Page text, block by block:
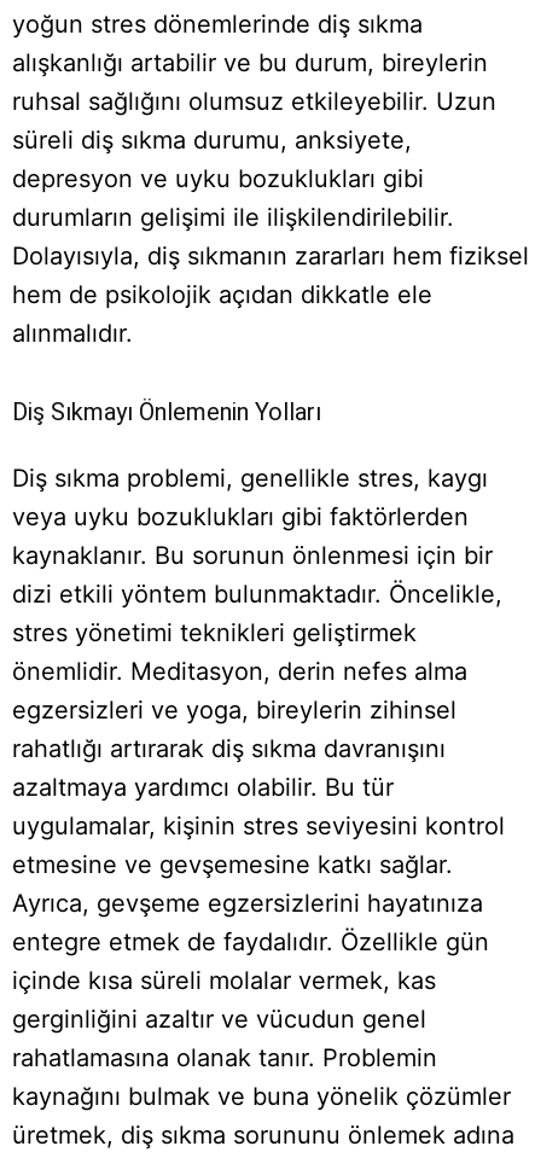
yoğun stres dönemlerinde diş sıkma
alışkanlığı artabilir ve bu durum, bireylerin
ruhsal sağlığını olumsuz etkileyebilir. Uzun
süreli diş sıkma durumu, anksiyete,
depresyon ve uyku bozuklukları gibi
durumların gelişimi ile ilişkilendirilebilir.
Dolayısıyla, diş sıkmanın zararları hem fiziksel
hem de psikolojik açıdan dikkatle ele
alınmalıdır.
Diş Sıkmayı Önlemenin Yolları
Diş sıkma problemi, genellikle stres, kaygı
veya uyku bozuklukları gibi faktörlerden
kaynaklanır. Bu sorunun önlenmesi için bir
dizi etkili yöntem bulunmaktadır. Öncelikle,
stres yönetimi teknikleri geliştirmek
önemlidir. Meditasyon, derin nefes alma
egzersizleri ve yoga, bireylerin zihinsel
rahatlığı artırarak diş sıkma davranışını
azaltmaya yardımcı olabilir. Bu tür
uygulamalar, kişinin stres seviyesini kontrol
etmesine ve gevşemesine katkı sağlar.
Ayrıca, gevşeme egzersizlerini hayatınıza
entegre etmek de faydalıdır. Özellikle gün
içinde kısa süreli molalar vermek, kas
gerginliğini azaltır ve vücudun genel
rahatlamasına olanak tanır. Problemin
kaynağını bulmak ve buna yönelik çözümler
üretmek, diş sıkma sorununu önlemek adına